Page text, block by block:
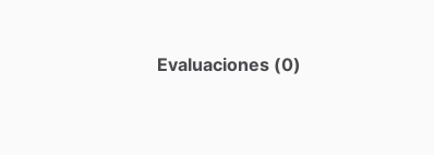
Evaluaciones (0)